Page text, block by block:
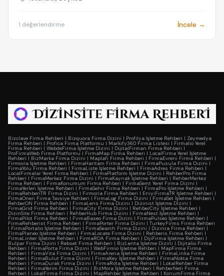
1 değerlendirme İncele →
Bizclave Firma Rehberi | Bizquora Firma Dizini | Profilya İşletme Rehberi | Zeymedya
Firma Rehberi | Profica Firma Platformu | Markify360 Firma Listesi | Firmalio Yerel
Firma Rehberi | WebdeFirma İşletme Dizini | DijitalFirman Firma Rehberi |
ProFirmaWeb Firma Platformu | FirmaMap Firma Rehberi | LocalFirma Yerel İşletme
Rehberi | BizMarka Firma Dizini | Maplafi Firma Rehberi | FirmaEvreni Firma Rehberi |
Firmovia İşletme Rehberi | FirmaHaritam Firma Rehberi | FirmaPusula Firma Dizini |
FirmaYolu Firma Rehberi | FirmaListe İşletme Rehberi | FirmaAdres Firma Rehberi |
LocalFirmalar Yerel Firma Rehberi | FirmaPlatform İşletme Dizini | RehberPro Firma
Rehberi | FirmaMerkez Firma Dizini | FirmaKaynak İşletme Rehberi | RehberMerkez
Firma Rehberi | FirmaKonumum Firma Rehberi | FirmaSemt Yerel Firma Dizini |
FirmaYerleri İşletme Rehberi | FirmaSehir Firma Rehberi | FirmaPro İşletme Rehberi |
FirmaRehberiTR Firma Dizini | Firmoria Firma Rehberi | EniyiFirmaTR İşletme Rehberi |
FirmaOneri Firma Tavsiye Rehberi | FirmaLog Firma Dizini |FirmaSet İşletme Rehberi |
RehberON Firma Rehberi | FirmaLens Firma Dizini | Dizinist İşletme Dizini |
FirmaGrid Firma Rehberi | FirmaCity Firma Dizini | RehberCity İşletme Rehberi |
DizinSite Firma Rehberi | RehberHub Firma Dizini | FirmaNest İşletme Rehberi |
FirmaPilot Firma Rehberi | FirmaBaseo Firma Dizini | FirmaPulseo İşletme Rehberi |
FirmaRehberist Firma Rehberi | FirmaPorter Firma Dizini | TurkeyFirms Firma Rehberi
| FirmaPortalio İşletme Rehberi | FirmaSearch Firma Dizini | Dizinra Firma Rehberi |
FirmaPlaneo İşletme Rehberi | FirmaLocate Firma Dizini | Rehberis Firma Rehberi |
FirmaLinker İşletme Rehberi | FirmaROA Firma Rehberi | DijiFirma İşletme Rehberi |
Bulpar Firma Dizini | Rebset Firma Rehberi | BizLenta İşletme Dizini | Dijitalio Firma
Rehberi | FirmaPorta Firma Dizini | WebFirmio İşletme Rehberi | MapFirma Firma
Rehberi | FirmaVita Firma Dizini | FirmaArena İşletme Rehberi | FirmaLinka Firma
Rehberi | FirmaBulut Firma Dizini | FirmaKey İşletme Rehberi | FirmaNokta Firma
Rehberi | FirmaDurak Firma Dizini | FirmaRota İşletme Rehberi | LokalRehber Firma
Rehberi | FirmaYerim Firma Dizini | BizMora İşletme Rehberi | RehberNeti Firma
Rehberi | LokalFirma Firma Dizini | MapRehber İşletme Rehberi | KonumFirma Firma